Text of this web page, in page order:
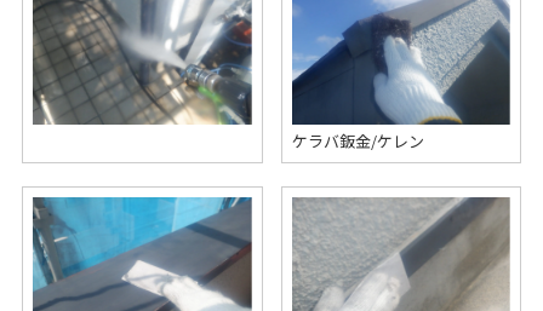
ケラバ鈑金/ケレン